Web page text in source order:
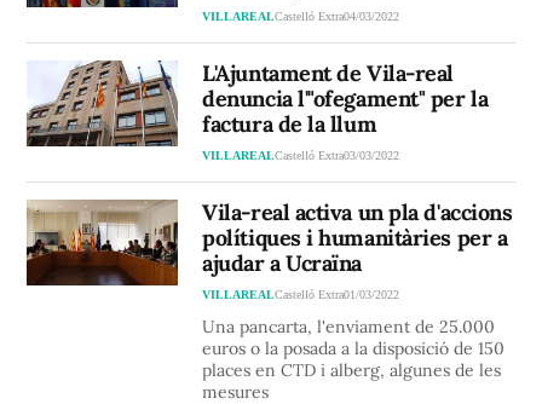
VILLAREALCastelló Extra04/03/2022
L'Ajuntament de Vila-real
denuncia l'"ofegament" per la
factura de la llum
VILLAREALCastelló Extra03/03/2022
Vila-real activa un pla d'accions
polítiques i humanitàries per a
ajudar a Ucraïna
VILLAREALCastelló Extra01/03/2022
Una pancarta, l'enviament de 25.000
euros o la posada a la disposició de 150
places en CTD i alberg, algunes de les
mesures